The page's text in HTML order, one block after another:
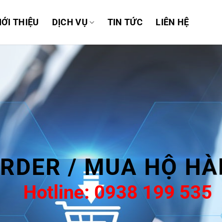
THIỆU DỊCH VỤ TIN TỨC LIÊN HỆ
/ MUA HỘ
Hotline: 0938 199 535